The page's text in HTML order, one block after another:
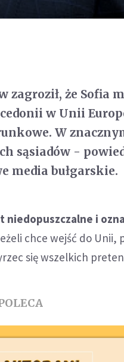
zagroził, że Sofia
w Unii
W
sąsiadów -
media bułgarskie.
i
chce wejść do Unii,
się wszelkich